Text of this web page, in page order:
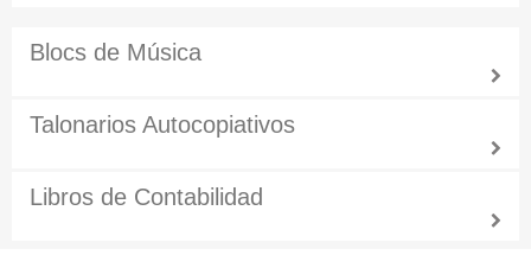
Blocs de Música
Talonarios Autocopiativos
Libros de Contabilidad